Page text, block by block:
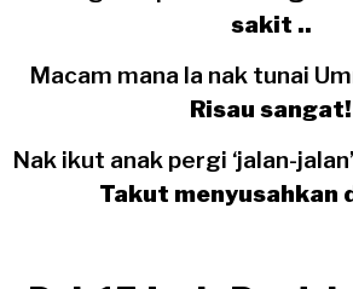
sakit ..
Macam mana la nak tunai
Risau sangat!
Nak ikut anak pergi ‘jalan-
Takut menyusahkan